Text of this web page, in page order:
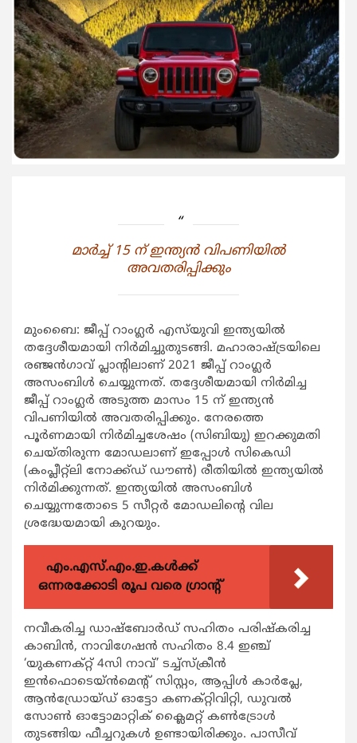
മാര്‍ച്ച് 15 ന് ഇന്ത്യന്‍ വിപണിയില്‍
അവതരിപ്പിക്കും
മുംബൈ: ജീപ്പ് റാംഗ്ലര്‍ എസ്‌യുവി ഇന്ത്യയില്‍
തദ്ദേശീയമായി നിര്‍മിച്ചുതുടങ്ങി. മഹാരാഷ്ട്രയിലെ
രഞ്ജന്‍ഗാവ് പ്ലാന്റിലാണ് 2021 ജീപ്പ് റാംഗ്ലര്‍
അസംബിള്‍ ചെയ്യുന്നത്. തദ്ദേശീയമായി നിര്‍മിച്ച
ജീപ്പ് റാംഗ്ലര്‍ അടുത്ത മാസം 15 ന് ഇന്ത്യന്‍
വിപണിയില്‍ അവതരിപ്പിക്കും. നേരത്തെ
പൂര്‍ണമായി നിര്‍മിച്ചശേഷം (സിബിയു) ഇറക്കുമതി
ചെയ്തിരുന്ന മോഡലാണ് ഇപ്പോള്‍ സികെഡി
(കംപ്ലീറ്റ്ലി നോക്ക്ഡ് ഡൗണ്‍) രീതിയില്‍ ഇന്ത്യയില്‍
നിര്‍മിക്കുന്നത്. ഇന്ത്യയില്‍ അസംബിള്‍
ചെയ്യുന്നതോടെ 5 സീറ്റര്‍ മോഡലിന്റെ വില
ശ്രദ്ധേയമായി കുറയും.
എം.എസ്.എം.ഇ.കൾക്ക്
ഒന്നരക്കോടി രൂപ വരെ ഗ്രാന്റ്
നവീകരിച്ച ഡാഷ്ബോര്‍ഡ് സഹിതം പരിഷ്‌കരിച്ച
കാബിന്‍, നാവിഗേഷന്‍ സഹിതം 8.4 ഇഞ്ച്
‘യുകണക്റ്റ് 4സി നാവ്’ ടച്ച്സ്‌ക്രീന്‍
ഇന്‍ഫൊടെയ്ന്‍മെന്റ് സിസ്റ്റം, ആപ്പിള്‍ കാര്‍പ്ലേ,
ആന്‍ഡ്രോയ്ഡ് ഓട്ടോ കണക്റ്റിവിറ്റി, ഡുവല്‍
സോണ്‍ ഓട്ടോമാറ്റിക് ക്ലൈമറ്റ് കണ്‍ട്രോള്‍
തുടങ്ങിയ ഫീച്ചറുകള്‍ ഉണ്ടായിരിക്കും. പാസീവ്